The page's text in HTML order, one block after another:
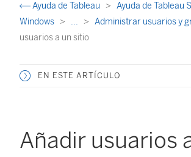
Ayuda de Tableau
Ayuda de Tableau
Windows
... Administrar usuarios y
usuarios a un sitio
EN ESTE ARTÍCULO
Añadir usuarios